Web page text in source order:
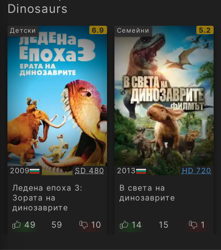
Dinosaurs
Детски
IMDb
рейтинг:
6.9
2009
БГ
аудио
Качество:
SD 480
Ледена епоха 3:
Зората на
динозаврите
49
59 10
Семейни
IMDb
5.2
2013
БГ
аудио
HD 720
В света на
динозаврите
14 15 1